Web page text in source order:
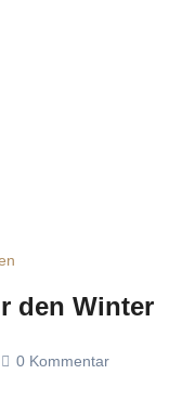
den Winter
0 Kommentar